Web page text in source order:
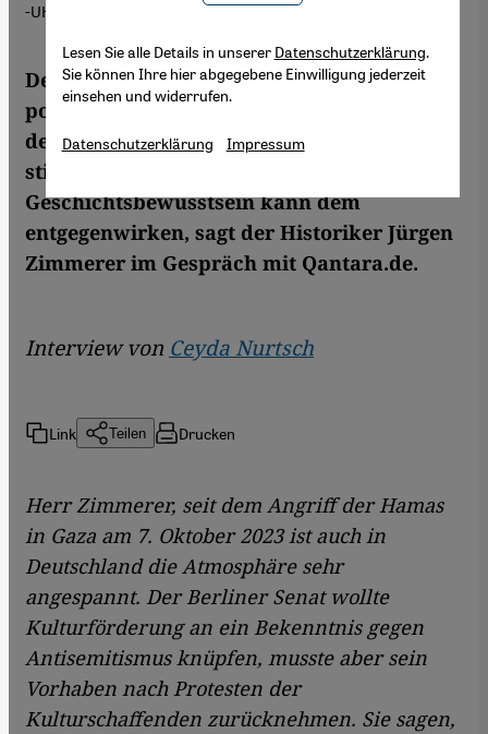
-UHH)
Deutschland erlebt einen Rechtsruck im
politischen Diskurs und Minderheiten in
der Gesellschaft werden zunehmend
stigmatisiert. Ein neues
Geschichtsbewusstsein kann dem
entgegenwirken, sagt der Historiker Jürgen
Zimmerer im Gespräch mit Qantara.de.
Interview von Ceyda Nurtsch
Link Teilen Drucken
Herr Zimmerer, seit dem Angriff der Hamas
in Gaza am 7. Oktober 2023 ist auch in
Deutschland die Atmosphäre sehr
angespannt. Der Berliner Senat wollte
Kulturförderung an ein Bekenntnis gegen
Antisemitismus knüpfen, musste aber sein
Vorhaben nach Protesten der
Kulturschaffenden zurücknehmen. Sie sagen,
Lesen Sie alle Details in unserer Datenschutzerklärung.
Sie können Ihre hier abgegebene Einwilligung jederzeit
einsehen und widerrufen.
Datenschutzerklärung Impressum